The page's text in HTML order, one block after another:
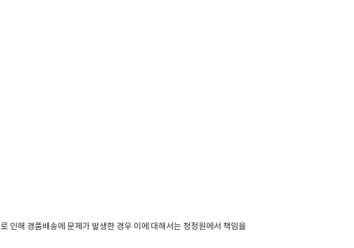
인해 경품배송에 문제가 발생한 경우 이에 대해서는 청정원에서 책임을